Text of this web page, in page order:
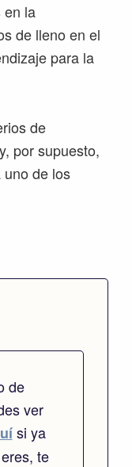
en la
de lleno en el
para la
de
por supuesto,
de los
de
ver
si ya
te